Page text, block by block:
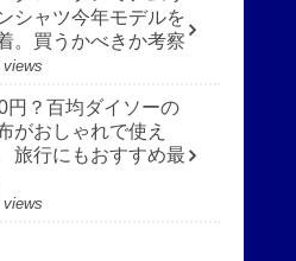
シャツ今年モデルを
。買うかべきか考察
views
円？百均ダイソーの
がおしゃれで使え
旅行にもおすすめ最
views